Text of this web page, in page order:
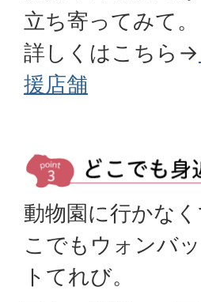
立ち寄ってみて。
詳しくはこちら→
援店舗
動物園に行かな
こでもウォンバ
トてれび。